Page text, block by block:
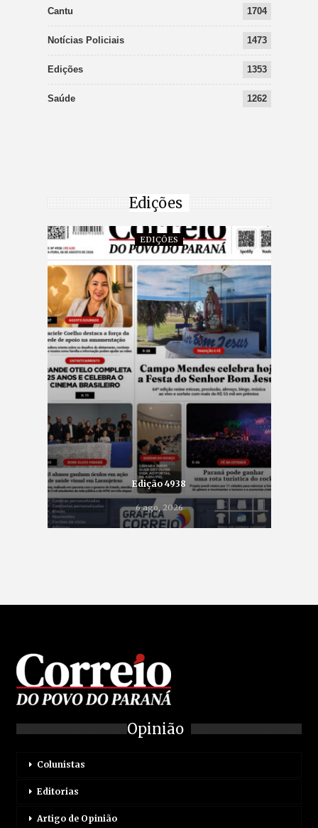
Cantu 1704
Notícias Policiais 1473
Edições 1353
Saúde 1262
Edições
EDIÇÕES
Edição 4938
6 ago, 2026
Opinião
Colunistas
Editorias
Artigo de Opinião